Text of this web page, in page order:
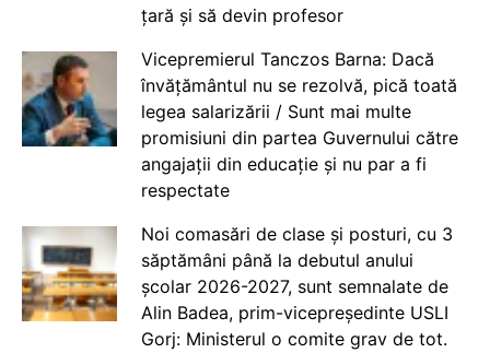
țară și să devin profesor
Vicepremierul Tanczos Barna: Dacă
învățământul nu se rezolvă, pică toată
legea salarizării / Sunt mai multe
promisiuni din partea Guvernului către
angajații din educație și nu par a fi
respectate
Noi comasări de clase și posturi, cu 3
săptămâni până la debutul anului
școlar 2026-2027, sunt semnalate de
Alin Badea, prim-vicepreședinte USLI
Gorj: Ministerul o comite grav de tot.